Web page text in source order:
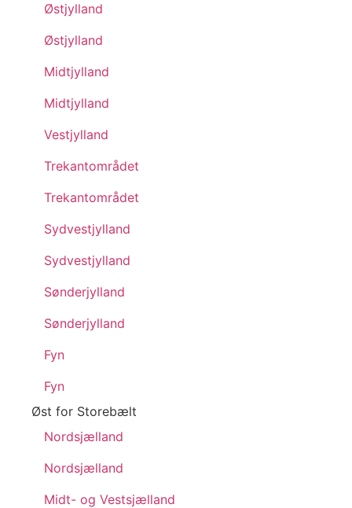
Østjylland
Østjylland
Midtjylland
Midtjylland
Vestjylland
Trekantområdet
Trekantområdet
Sydvestjylland
Sydvestjylland
Sønderjylland
Sønderjylland
Fyn
Fyn
Øst for Storebælt
Nordsjælland
Nordsjælland
Midt- og Vestsjælland